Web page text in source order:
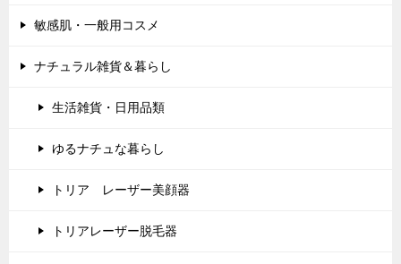
敏感肌・一般用コスメ
ナチュラル雑貨＆暮らし
生活雑貨・日用品類
ゆるナチュな暮らし
トリア レーザー美顔器
トリアレーザー脱毛器